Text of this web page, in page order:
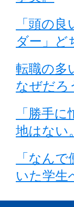
「頭の
ダー」ど
転職の多
なぜだろ
「勝手
地はない。
「なん
いた学生